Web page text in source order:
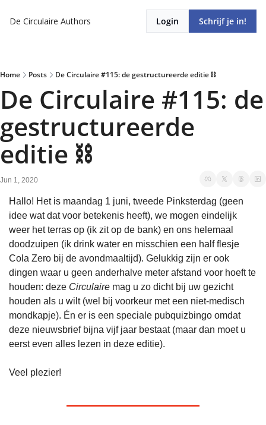
De Circulaire Authors Login Schrijf je in!
Home Posts De Circulaire #115: de gestructureerde editie ⛓
De Circulaire #115: de
gestructureerde
editie ⛓
Jun 1, 2020
Hallo! Het is maandag 1 juni, tweede Pinksterdag (geen
idee wat dat voor betekenis heeft), we mogen eindelijk
weer het terras op (ik zit op de bank) en ons helemaal
doodzuipen (ik drink water en misschien een half flesje
Cola Zero bij de avondmaaltijd). Gelukkig zijn er ook
dingen waar u geen anderhalve meter afstand voor hoeft te
houden: deze Circulaire mag u zo dicht bij uw gezicht
houden als u wilt (wel bij voorkeur met een niet-medisch
mondkapje). Én er is een speciale pubquizbingo omdat
deze nieuwsbrief bijna vijf jaar bestaat (maar dan moet u
eerst even alles lezen in deze editie).
Veel plezier!